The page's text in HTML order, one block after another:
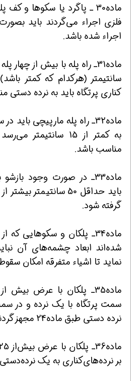
ماده30 ـ پاگرد یا سکوها و
فلزی اجراء می‌گردند باید
اجراء شده باشد.
سانتیمتر (هرکدام که کمتر
کناری پرتگاه باید به نرده
ماده32ـ راه پله مارپیچی
به کمتر از 15
مناسب باشد.
ماده33ـ در صورت وجود
باید حداقل 50
گرفته شود.
ماده34ـ پلکان و سکوهایی
نماید تا اشیاء متفرقه امکان
سمت ‌پرتگاه ‌با یک‌ نرده ‌و در
‌نرده‌ دستی‌ طبق ‌ماده‌24 مجهز گردند.
بر نرده‌های‌کناری ‌به یک